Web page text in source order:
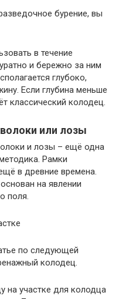
бурение, вы
в течение
и бережно за ним
глубоко,
Если глубина меньше
классический колодец.
или лозы
и лозы – ещё одна
Рамки
в древние времена.
на явлении
поля.
по следующей
колодец.
на участке для колодца